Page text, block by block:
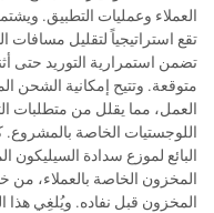
العملاء وعمليات التطبيق.
تقع استراتيجياً لتقليل مسافات
تضمن استمرارية التوريد حتى
متوقعة. وتتيح إمكانية الشحن
العمل، مما يقلل من متطلبات
اللوجستيات الخاصة
البائع لموزع سدادة السيليكون
المخزون الخاصة بالعملاء، من
المخزون قبل نفاده. ويُلغِي هذا